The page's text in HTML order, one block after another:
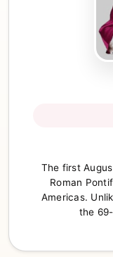
The first
Roman
Americas.
the